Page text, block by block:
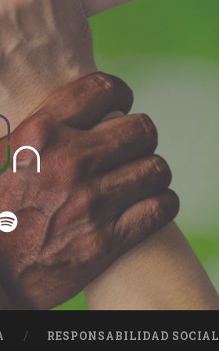
RESPONSABILIDAD SOCIAL